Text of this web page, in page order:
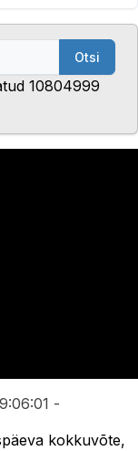
Otsi
10804999
-
kokkuvõte,